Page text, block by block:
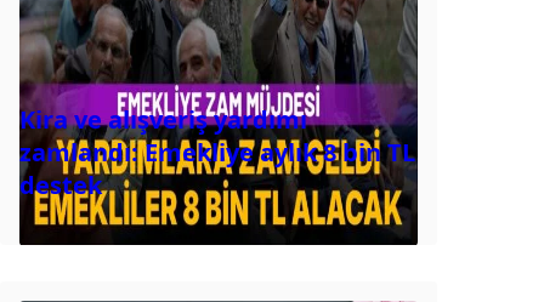
Kira ve alışveriş yardımı
zamlandı: Emekliye aylık 8 bin TL
destek